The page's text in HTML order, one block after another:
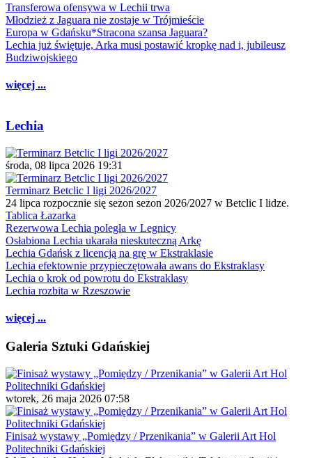
Transferowa ofensywa w Lechii trwa
Młodzież z Jaguara nie zostaje w Trójmieście
Europa w Gdańsku*Stracona szansa Jaguara?
Lechia już świętuje, Arka musi postawić kropkę nad i, jubileusz
Budziwojskiego
więcej ...
Lechia
środa, 08 lipca 2026 19:31
Terminarz Betclic I ligi 2026/2027
24 lipca rozpocznie się sezon sezon 2026/2027 w Betclic I lidze.
Tablica Łazarka
Rezerwowa Lechia poległa w Legnicy
Osłabiona Lechia ukarała nieskuteczną Arkę
Lechia Gdańsk z licencją na grę w Ekstraklasie
Lechia efektownie przypieczętowała awans do Ekstraklasy
Lechia o krok od powrotu do Ekstraklasy
Lechia rozbita w Rzeszowie
więcej ...
Galeria Sztuki Gdańskiej
wtorek, 26 maja 2026 07:58
Finisaż wystawy „Pomiędzy / Przenikania” w Galerii Art Hol
Politechniki Gdańskiej